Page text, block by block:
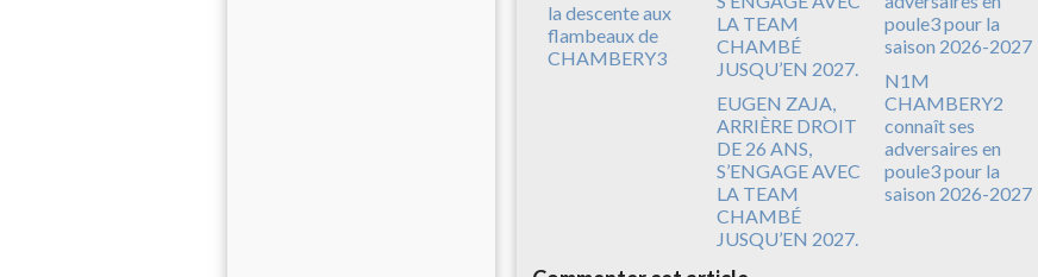
la descente aux
flambeaux de
CHAMBERY3
EUGEN ZAJA,
ARRIÈRE DROIT
DE 26 ANS,
S’ENGAGE AVEC
LA TEAM
CHAMBÉ
JUSQU’EN 2027.
N1M
CHAMBERY2
connaît ses
adversaires en
poule3 pour la
saison 2026-2027